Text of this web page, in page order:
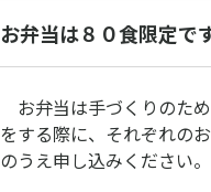
お弁当は８０食限定で
お弁当は手づくりのた
をする際に、それぞれの
のうえ申し込みください。